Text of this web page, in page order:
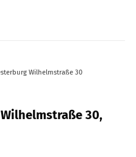
Wilhelmstraße 30
30,